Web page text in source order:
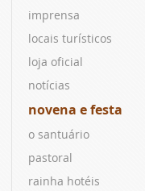
imprensa
locais turísticos
loja oficial
notícias
novena e festa
o santuário
pastoral
rainha hotéis